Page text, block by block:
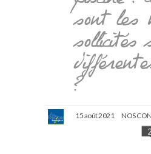
sont les
sollicités
?
15 août 2021 NOS
2